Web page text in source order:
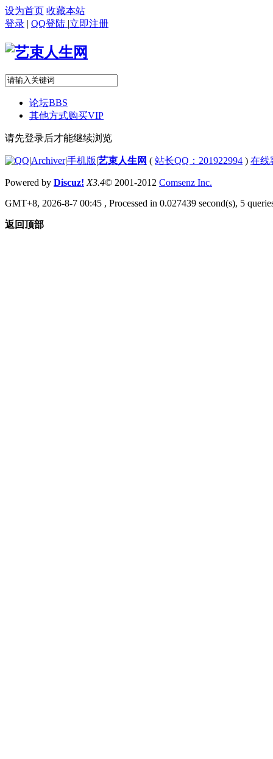
设为首页 收藏本站
登录 | QQ登陆 |立即注册
论坛BBS
其他方式购买VIP
请先登录后才能继续浏览
|Archiver|手机版|艺束人生网 ( 站长QQ：201922994 ) 在线
Powered by Discuz! X3.4© 2001-2012 Comsenz Inc.
GMT+8, 2026-8-7 00:45 , Processed in 0.027439 second(s), 5
返回顶部